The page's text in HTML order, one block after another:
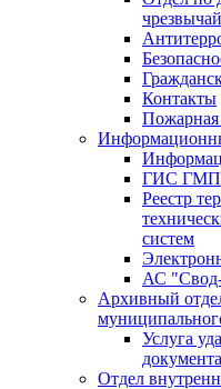
Контакты
Пожарная
ГИС ГМП
Реестр
систем
АС
Архивный
Услуга
Отдел